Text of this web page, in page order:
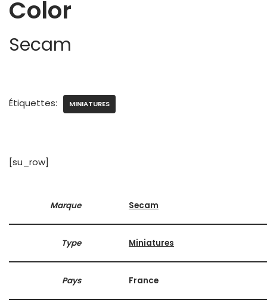
Color
Secam
Étiquettes: MINIATURES
[su_row]
Marque Secam
Type Miniatures
Pays France